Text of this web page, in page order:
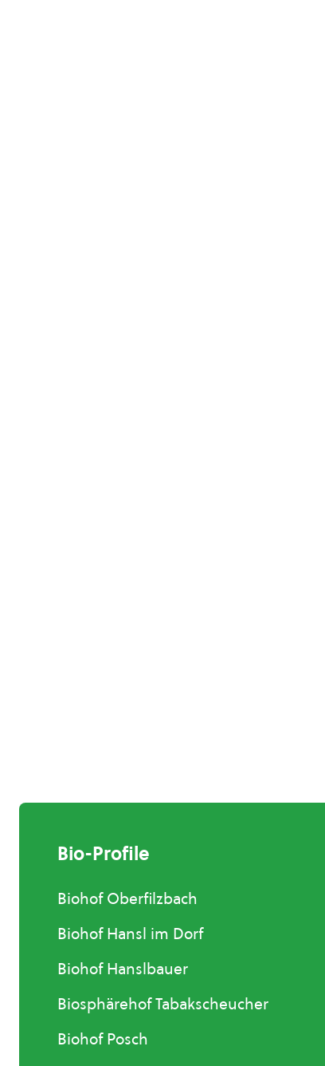
Bio-Profile
Biohof Oberfilzbach
Biohof Hansl im Dorf
Biohof Hanslbauer
Biosphärehof Tabakscheucher
Biohof Posch